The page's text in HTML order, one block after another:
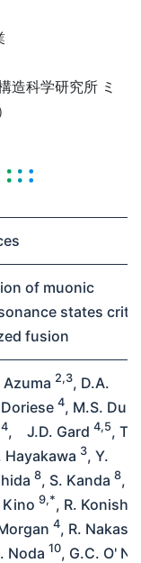
造科学研究所 ミ
of muonic
states
fusion
Azuma 2,3, D.A.
4, M.S.
4, J.D. Gard 4,5, T.
Hayakawa 3, Y.
8, S. Kanda 8,
Kino 9,*, R. Konishi
4, R.
Noda 10, G.C. O'